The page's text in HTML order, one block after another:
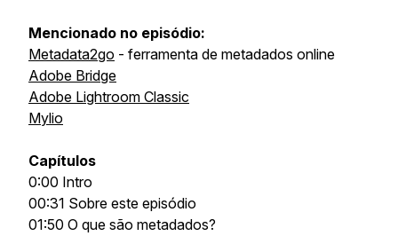
Mencionado no episódio:
Metadata2go - ferramenta de metadados online
Adobe Bridge
Adobe Lightroom Classic
Mylio
Capítulos
0:00 Intro
00:31 Sobre este episódio
01:50 O que são metadados?